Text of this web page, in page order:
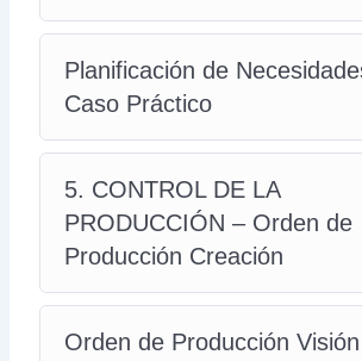
Planificación de
Caso Práctico
5. CONTROL DE LA
PRODUCCIÓN – Orden de
Producción Creación
Orden de Producción Visión